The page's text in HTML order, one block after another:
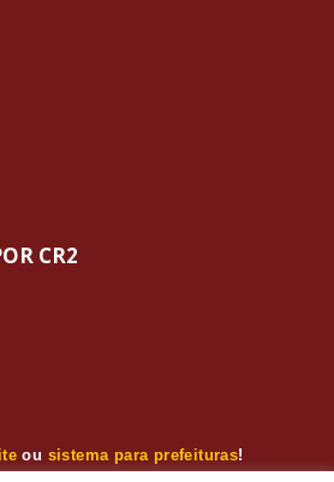
ou sistema para prefeituras!
CR2